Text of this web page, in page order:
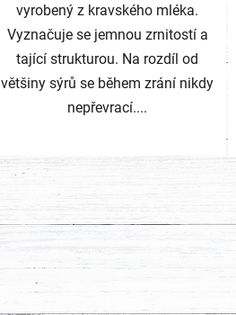
vyrobený z kravského mléka.
Vyznačuje se jemnou zrnitostí a
tající strukturou. Na rozdíl od
většiny sýrů se během zrání nikdy
nepřevrací....